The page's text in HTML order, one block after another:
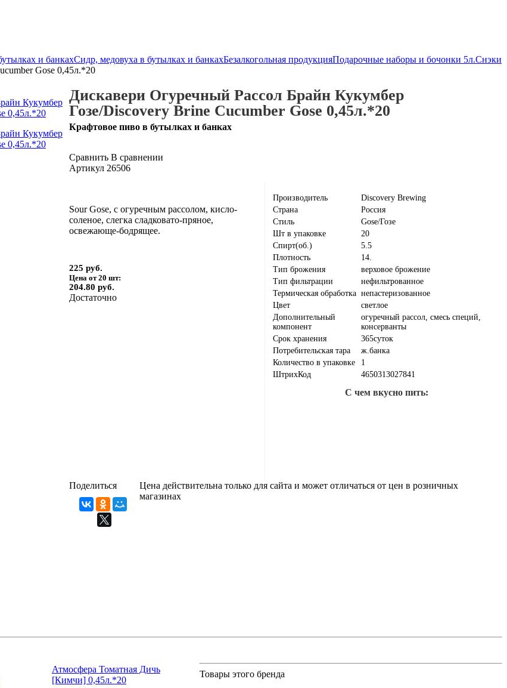
и банкахСидр, медовуха в бутылках и банкахБезалкогольная продукцияПодарочные наборы и бочонки 5л.Снэки
Gose 0,45л.*20
Дискавери Огуречный Рассол Брайн Кукумбер
Гозе/Discovery Brine Cucumber Gose 0,45л.*20
Крафтовое пиво в бутылках и банках
Сравнить В сравнении
Артикул 26506
Sour Gose, с огуречным рассолом, кисло-
соленое, слегка сладковато-пряное,
освежающе-бодрящее.
225 руб.
Цена от 20 шт:
204.80 руб.
Достаточно
Производитель
Discovery Brewing
Страна
Россия
Стиль
Gose/Гозе
Шт в упаковке
20
Спирт(об.)
5.5
Плотность
14.
Тип брожения
верховое брожение
Тип фильтрации
нефильтрованное
Термическая обработка непастеризованное
Цвет
светлое
Дополнительный
компонент
огуречный рассол, смесь специй,
консерванты
Срок хранения
365суток
Потребительская тара
ж.банка
Количество в упаковке
1
ШтрихКод
4650313027841
С чем вкусно пить:
Поделиться
Цена действительна только для сайта и может отличаться от цен в розничных
магазинах
Атмосфера Томатная Дичь
[Кимчи] 0,45л.*20
Товары этого бренда